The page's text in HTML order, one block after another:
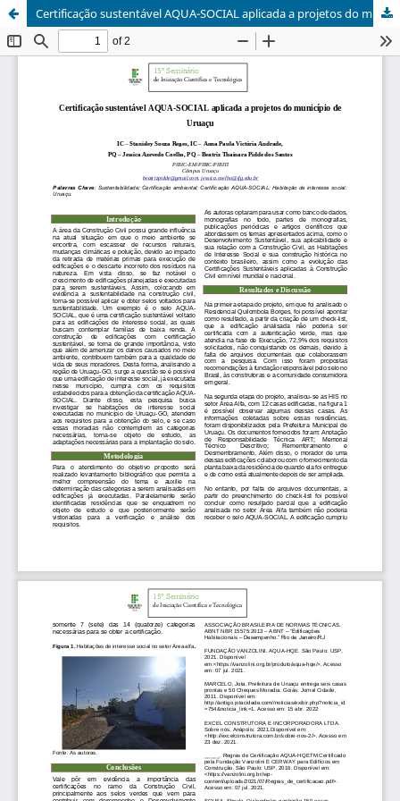
Certificação sustentável AQUA-SOCIAL aplicada a projetos do município de Uruaçu